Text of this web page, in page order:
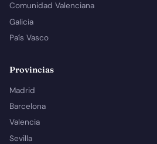
Comunidad Valenciana
Galicia
País Vasco
Provincias
Madrid
Barcelona
Valencia
Sevilla